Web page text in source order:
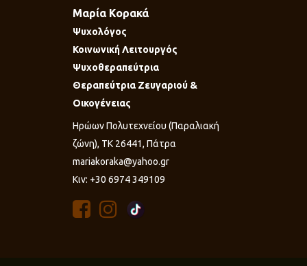
Μαρία Κορακά
Ψυχολόγος
Κοινωνική Λειτουργός
Ψυχοθεραπεύτρια
Θεραπεύτρια Ζευγαριού &
Οικογένειας
Ηρώων Πολυτεχνείου (Παραλιακή
ζώνη), ΤΚ 26441, Πάτρα
mariakoraka@yahoo.gr
Κιν: +30 6974 349109